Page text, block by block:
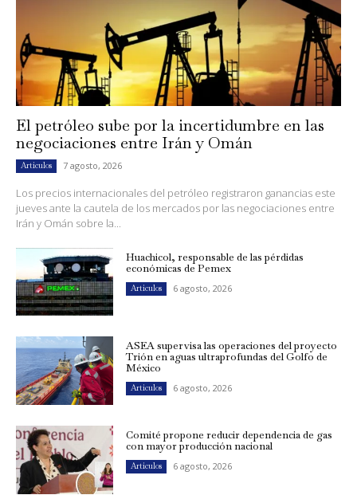
El petróleo sube por la incertidumbre en las
negociaciones entre Irán y Omán
Artículos 7 agosto, 2026
Los precios internacionales del petróleo registraron ganancias este
jueves ante la cautela de los mercados por las negociaciones entre
Irán y Omán sobre la...
Huachicol, responsable de las pérdidas
económicas de Pemex
Artículos 6 agosto, 2026
ASEA supervisa las operaciones del proyecto
Trión en aguas ultraprofundas del Golfo de
México
Artículos 6 agosto, 2026
Comité propone reducir dependencia de gas
con mayor producción nacional
Artículos 6 agosto, 2026